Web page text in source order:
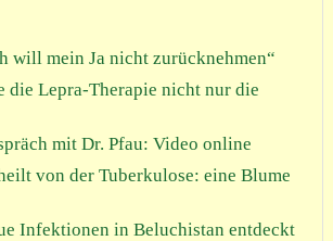
will mein Ja nicht zurücknehmen“
die Lepra-Therapie nicht nur die
mit Dr. Pfau: Video online
von der Tuberkulose: eine Blume
Infektionen in Beluchistan entdeckt